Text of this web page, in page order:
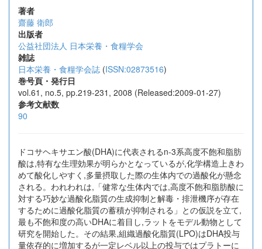
著者
齋藤 衛郎
出版者
公益社団法人 日本栄養・食糧学会
雑誌
日本栄養・食糧学会誌 (ISSN:02873516)
巻号頁・発行日
vol.61, no.5, pp.219-231, 2008 (Released:2009-01-27)
参考文献数
90
ドコサヘキサエン酸(DHA)に代表されるn-3系高度不飽和脂肪
酸は,特有な生理効果が明らかとなっているが,化学構造上きわ
めて酸化しやすく,多量摂取した際の生体内での過酸化が懸念
される。われわれは,「健常な生体内では,高度不飽和脂肪酸に
対する巧妙な過酸化脂質の生成抑制と解毒・排泄機序が存在
するために過酸化脂質の蓄積が抑制される」との仮説を立て,
最も不飽和度の高いDHAに着目し,ラットをモデル動物として
研究を開始した。その結果,組織過酸化脂質(LPO)はDHA投与
量依存的に増加するが一定レベル以上の投与ではプラトーに